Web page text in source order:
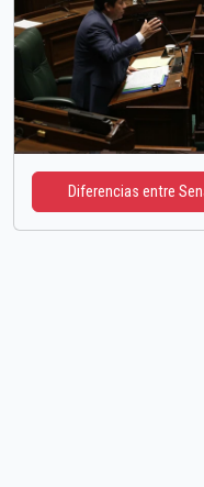
Diferencias entre